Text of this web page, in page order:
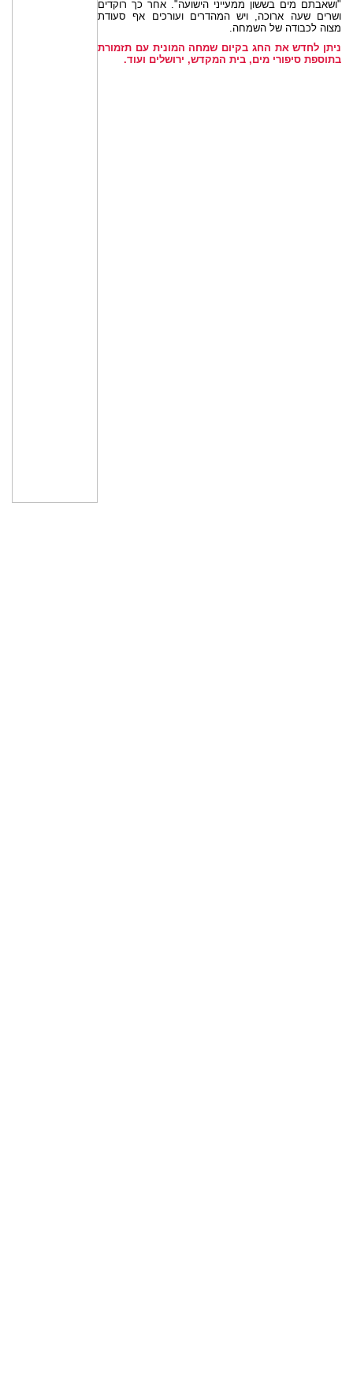
"ושאבתם מים בששון ממעייני הישועה". אחר כך רוקדים
ושרים שעה ארוכה, ויש המהדרים ועורכים אף סעודת
מצוה לכבודה של השמחה.
ניתן לחדש את החג בקיום שמחה המונית עם תזמורת
בתוספת סיפורי מים, בית המקדש, ירושלים ועוד.